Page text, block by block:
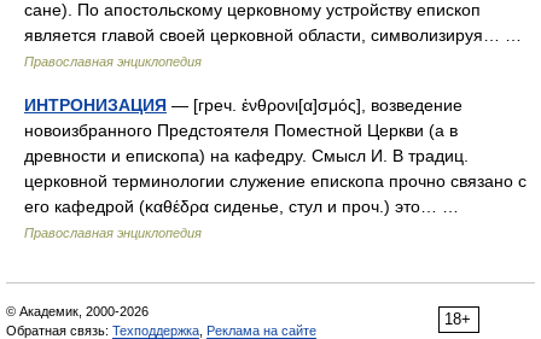
сане). По апостольскому церковному устройству епископ
является главой своей церковной области, символизируя… …
Православная энциклопедия
ИНТРОНИЗАЦИЯ — [греч. ἐνθρονι[α]σμός], возведение
новоизбранного Предстоятеля Поместной Церкви (а в
древности и епископа) на кафедру. Смысл И. В традиц.
церковной терминологии служение епископа прочно связано с
его кафедрой (καθέδρα сиденье, стул и проч.) это… …
Православная энциклопедия
18+
© Академик, 2000-2026
Обратная связь: Техподдержка Реклама на сайте